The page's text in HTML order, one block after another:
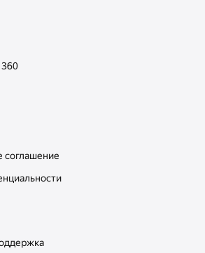
соглашение